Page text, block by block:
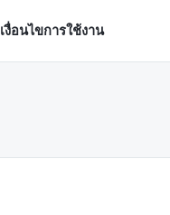
เงื่อนไขการใช้งาน